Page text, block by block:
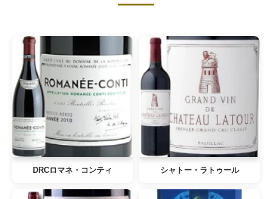
DRCロマネ・コンティ シャトー・ラトゥール